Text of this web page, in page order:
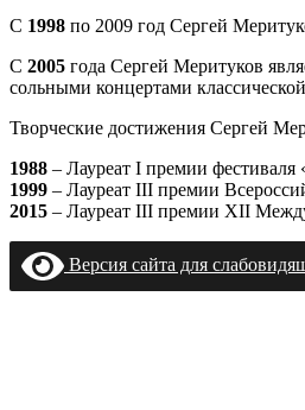
С 1998 по 2009 год Сергей
С 2005 года Сергей Меритуков
сольными концертами
Творческие достижения Сергей
1988 – Лауреат I премии фестиваля
1999 – Лауреат III премии
2015 – Лауреат III премии XII
Версия сайта для